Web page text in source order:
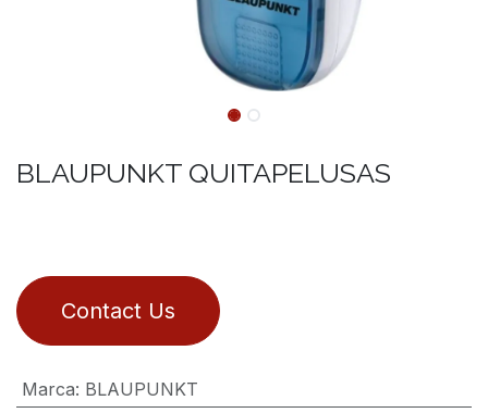
BLAUPUNKT QUITAPELUSAS
Contact Us
Marca: BLAUPUNKT